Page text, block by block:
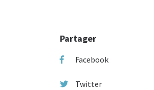
Partager
Facebook
Twitter